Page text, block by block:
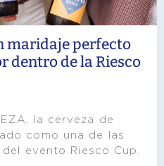
maridaje perfecto
dentro de la Riesco
la cerveza de
como una de las
evento Riesco Cup.